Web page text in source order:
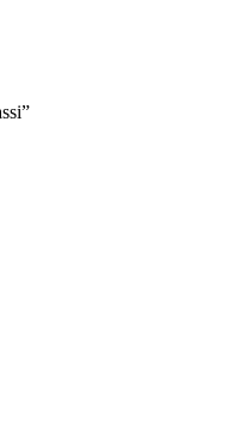
geometry softened by the
leather, offering a deliberate